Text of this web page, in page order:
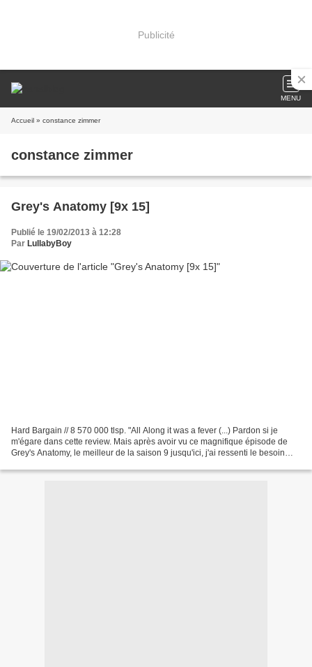
Publicité
MENU
Accueil » constance zimmer
constance zimmer
Grey's Anatomy [9x 15]
Publié le 19/02/2013 à 12:28
Par LullabyBoy
Hard Bargain // 8 570 000 tlsp. "All Along it was a fever (...) Pardon si je
m'égare dans cette review. Mais après avoir vu ce magnifique épisode de
Grey's Anatomy, le meilleur de la saison 9 jusqu'ici, j'ai ressenti le besoin